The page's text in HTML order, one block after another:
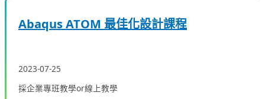
Abaqus ATOM 最佳化設計課程
2023-07-25
採企業專班教學or線上教學